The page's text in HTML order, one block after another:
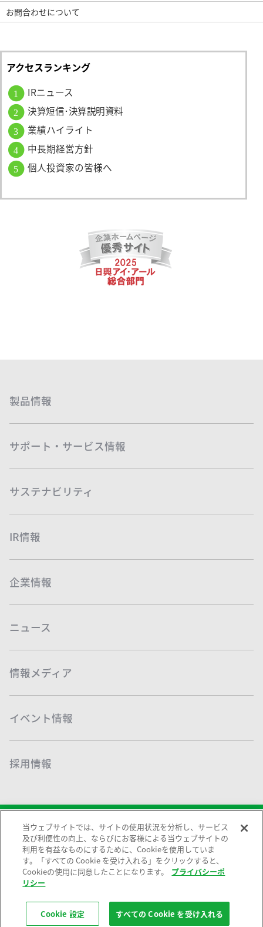
お問合わせについて
アクセスランキング
1 IRニュース
2 決算短信･決算説明資料
3 業績ハイライト
4 中長期経営方針
5 個人投資家の皆様へ
製品情報
サポート・サービス情報
サステナビリティ
IR情報
企業情報
ニュース
情報メディア
イベント情報
採用情報
プライバシーポリシー
このサイトについて
お問い合わせ
Copyright © Sodick All rights reserved.
当ウェブサイトでは、サイトの使用状況を分析し、サービス
及び利便性の向上、ならびにお客様による当ウェブサイトの
利用を有益なものにするために、Cookieを使用していま
す。「すべての Cookie を受け入れる」をクリックすると、
Cookieの使用に同意したことになります。
プライバシーポ
リシー
Cookie 設定 すべての Cookie を受け入れる